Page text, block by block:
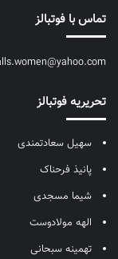
تماس با فوتبالز
تحریریه فوتبالز
سهیل سعادتمندی
پانیذ فرحناک
شیما مسجدی
الهه مولادوست
تهمینه سبحانی